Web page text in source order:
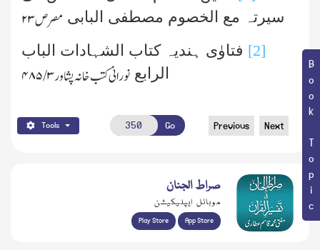
Book Topic
سیرتہ مع الخصوم مصطفی البابی مصر ص۲۳
[2] فتاوٰی ہندیہ کتاب الشہادات الباب
الرابع نورانی کتب خانہ پشاور۳ /۴۸۵
Tools Go Previous Next
صراط الجنان
موبائل ایپلیکیشن
Play Store App Store